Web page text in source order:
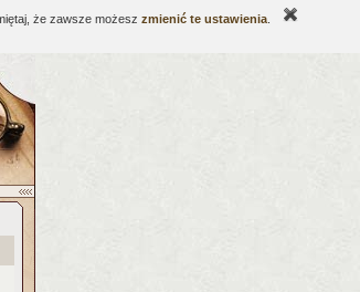
że zawsze możesz zmienić te ustawienia